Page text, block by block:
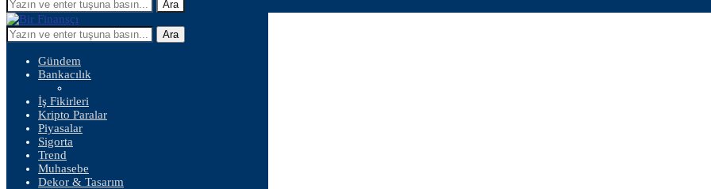
Ara
Ara
Gündem
Bankacılık
İş Fikirleri
Kripto Paralar
Piyasalar
Sigorta
Trend
Muhasebe
Dekor & Tasarım